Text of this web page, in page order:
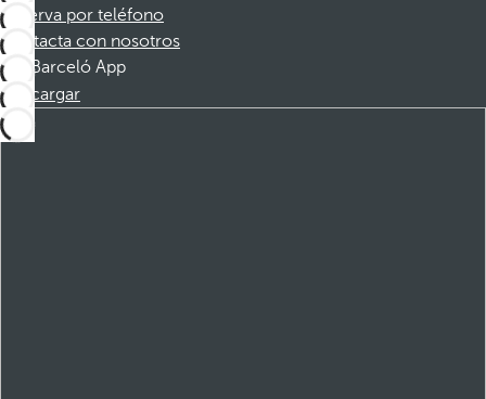
Reserva por teléfono
Contacta con nosotros
Barceló App
Descargar